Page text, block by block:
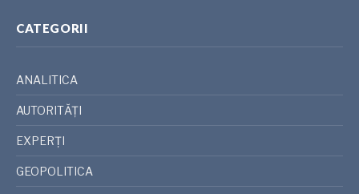
CATEGORII
ANALITICA
AUTORITĂȚI
EXPERȚI
GEOPOLITICA